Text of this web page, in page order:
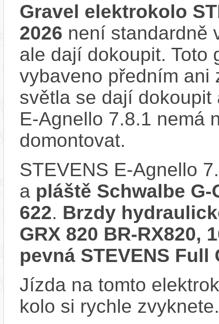
Gravel elektrokolo
2026 není standardně
ale dají dokoupit. Toto
vybaveno předním ani
světla se dají dokoupit
E-Agnello 7.8.1 nemá
domontovat.
STEVENS E-Agnello
a pláště Schwalbe
622. Brzdy
GRX 820 BR-RX820,
pevná STEVENS Full
Jízda na tomto
kolo si rychle zvyknete.